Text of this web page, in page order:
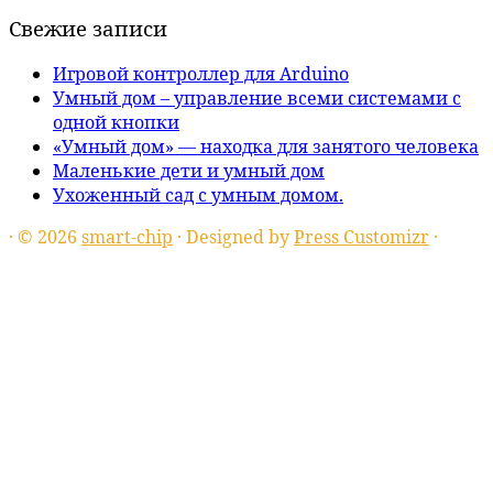
Свежие записи
Игровой контроллер для Arduino
Умный дом – управление всеми системами с
одной кнопки
«Умный дом» — находка для занятого человека
Маленькие дети и умный дом
Ухоженный сад с умным домом.
· © 2026 smart-chip · Designed byPress Customizr ·